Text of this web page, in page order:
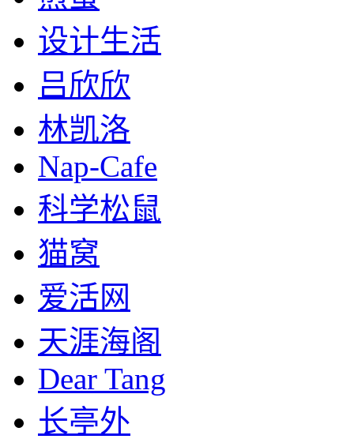
设计生活
吕欣欣
林凯洛
Nap-Cafe
科学松鼠
猫窝
爱活网
天涯海阁
Dear Tang
长亭外